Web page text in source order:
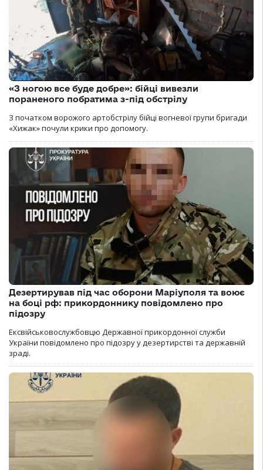
«З ногою все буде добре»: бійці вивезли
пораненого побратима з-під обстрілу
З початком ворожого артобстрілу бійці вогневої групи бригади
«Хижак» почули крики про допомогу.
Дезертирував під час оборони Маріуполя та воює
на боці рф: прикордоннику повідомлено про
підозру
Ексвійськовослужбовцю Державної прикордонної служби
України повідомлено про підозру у дезертирстві та державній
зраді.